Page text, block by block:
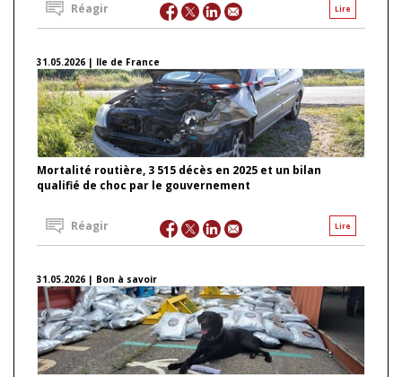
Lire
Réagir
31.05.2026 | Ile de France
Mortalité routière, 3 515 décès en 2025 et un bilan
qualifié de choc par le gouvernement
Lire
Réagir
31.05.2026 | Bon à savoir